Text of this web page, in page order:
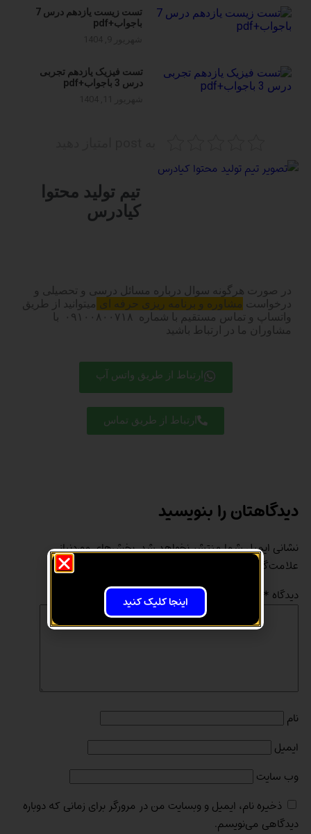
تست زیست یازدهم درس 7
باجواب+pdf
تست فیزیک یازدهم تجربی
درس 3 باجواب+pdf
تیم تولید محتوا
کیادرس
در صورت هرگونه سوال درباره مسائل درسی و تحصیلی و
درخواست مشاوره و برنامه ریزی حرفه ای میتوانید از طریق
واتساپ و تماس مستقیم با شماره ۰۹۱۰۰۸۰۰۷۱۸ با
مشاوران ما در ارتباط باشید
ارتباط از طریق واتس آپ
ارتباط از طریق تماس
دیدگاهتان را بنویسید
نشانی ایمیل شما منتشر نخواهد شد.بخش‌های موردنیاز
علامت‌گذاری شده‌اند
دیدگاه *
نام
ایمیل
وب‌ سایت
ذخیره نام، ایمیل و وبسایت من در مرورگر برای زمانی که دوباره
دیدگاهی می‌نویسم.
اینجا کلیک کنید